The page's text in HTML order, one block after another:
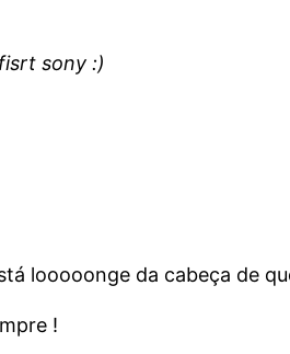
sony :)
looooonge da cabeça de
!